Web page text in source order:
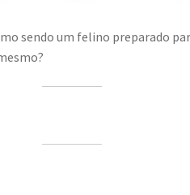
sendo um felino preparado